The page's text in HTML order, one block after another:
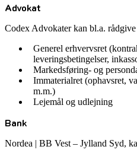
Advokat
Codex Advokater kan bl.a.
Generel erhvervsret
leveringsbetingelser,
Markedsføring- og
Immaterialret (ophavsret,
m.m.)
Lejemål og udlejning
Bank
Nordea | BB Vest – Jylland Syd,